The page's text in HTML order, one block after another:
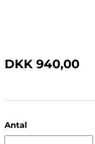
DKK 940,00
Antal